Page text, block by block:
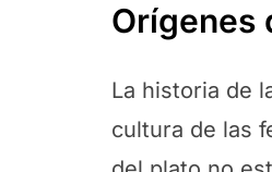
Orígenes
La historia de
cultura de las